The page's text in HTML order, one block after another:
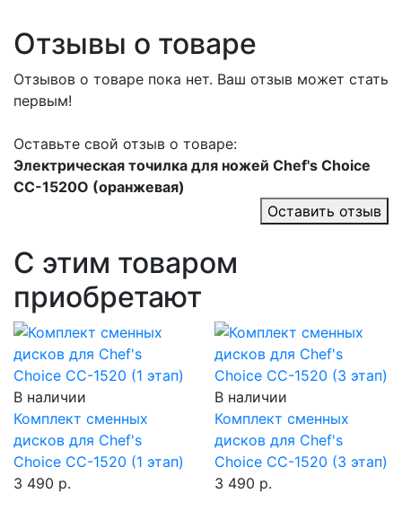
Отзывы о товаре
Отзывов о товаре пока нет. Ваш отзыв может стать
первым!
Оставьте свой отзыв о товаре:
Электрическая точилка для ножей Chef's Choice
CC-1520O (оранжевая)
Оставить отзыв
С этим товаром
приобретают
В наличии
Комплект сменных
дисков для Chef's
Choice CC-1520 (1 этап)
3 490 р.
В наличии
Комплект сменных
дисков для Chef's
Choice CC-1520 (3 этап)
3 490 р.